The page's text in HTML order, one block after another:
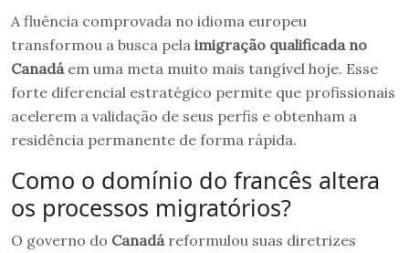
A fluência comprovada no idioma europeu
transformou a busca pela imigração qualificada no
Canadá em uma meta muito mais tangível hoje. Esse
forte diferencial estratégico permite que profissionais
acelerem a validação de seus perfis e obtenham a
residência permanente de forma rápida.
Como o domínio do francês altera
os processos migratórios?
O governo do Canadá reformulou suas diretrizes